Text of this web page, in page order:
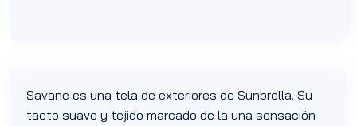
Savane es una tela de exteriores de Sunbrella. Su
tacto suave y tejido marcado de la una sensación